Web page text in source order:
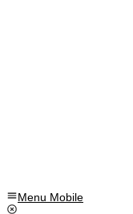
Menu Mobile